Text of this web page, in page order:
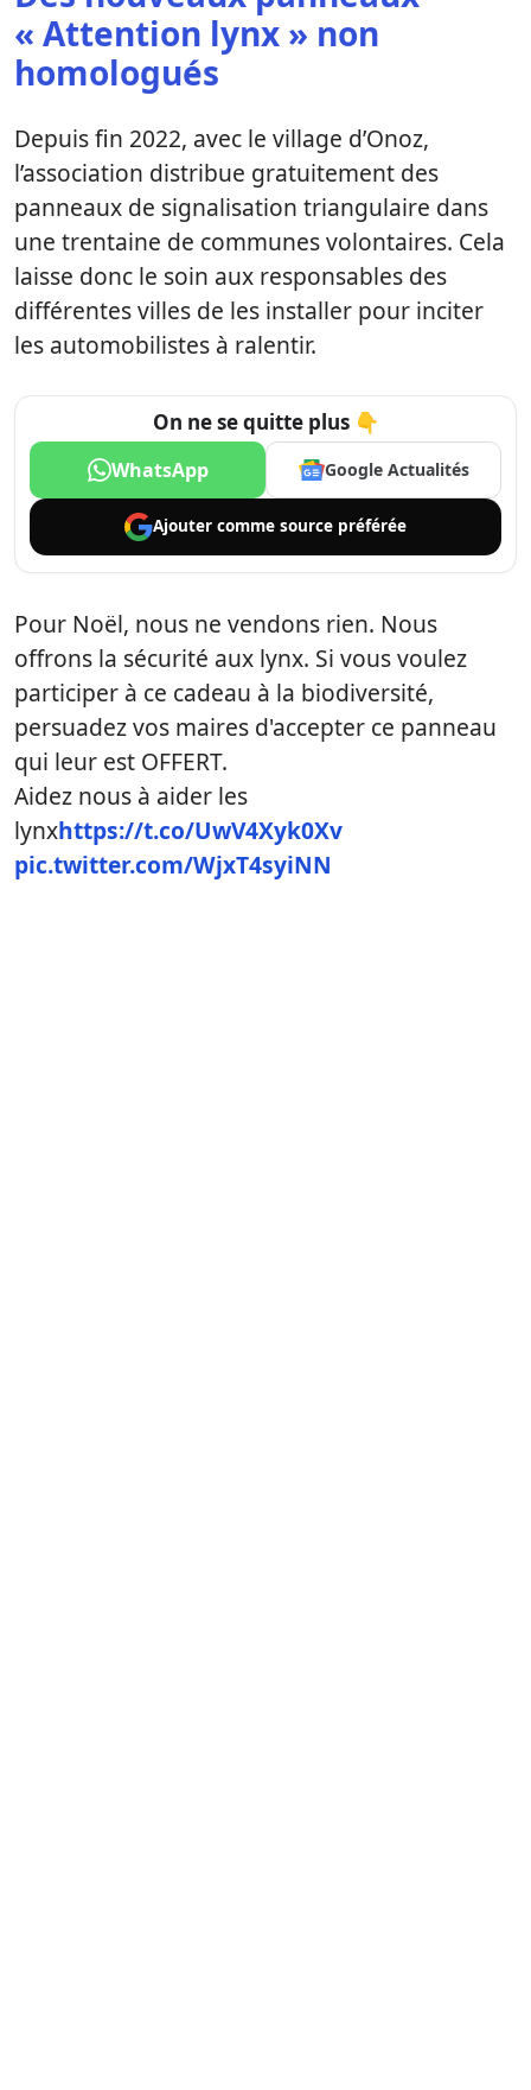
« Attention lynx » non
homologués
Depuis fin 2022, avec le village d’Onoz,
l’association distribue gratuitement des
panneaux de signalisation triangulaire dans
une trentaine de communes volontaires. Cela
laisse donc le soin aux responsables des
différentes villes de les installer pour inciter
les automobilistes à ralentir.
On ne se quitte plus 👇
WhatsApp Google Actualités
Ajouter comme source préférée
Pour Noël, nous ne vendons rien. Nous
offrons la sécurité aux lynx. Si vous voulez
participer à ce cadeau à la biodiversité,
persuadez vos maires d'accepter ce panneau
qui leur est OFFERT.
Aidez nous à aider les
lynxhttps://t.co/UwV4Xyk0Xv
pic.twitter.com/WjxT4syiNN